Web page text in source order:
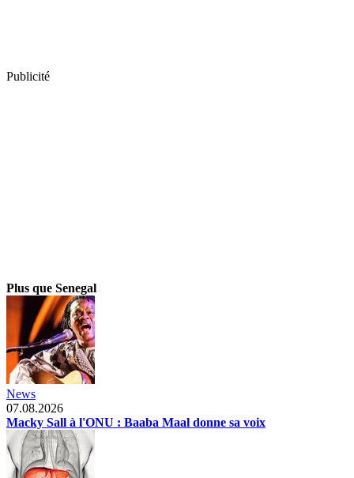
Publicité
Plus que Senegal
News
07.08.2026
Macky Sall à l'ONU : Baaba Maal donne sa voix